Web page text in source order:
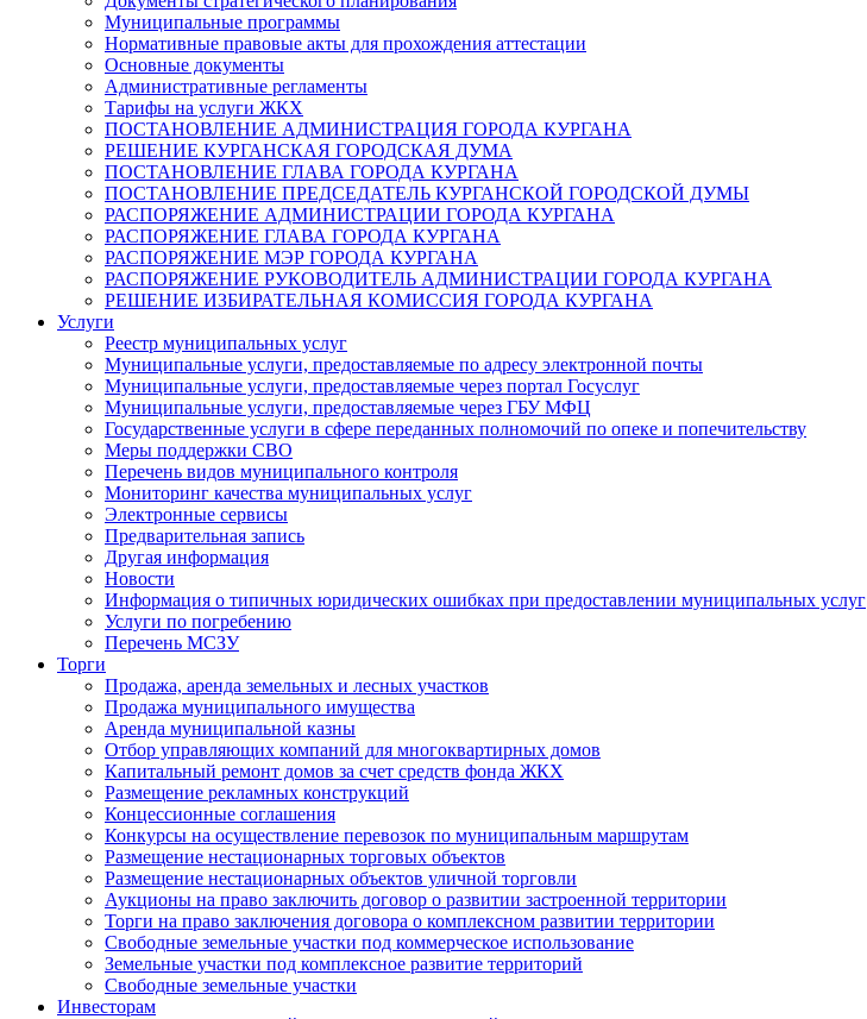
Муниципальные программы
Нормативные правовые акты для прохождения аттестации
Основные документы
Административные регламенты
Тарифы на услуги ЖКХ
ПОСТАНОВЛЕНИЕ АДМИНИСТРАЦИЯ ГОРОДА КУРГАНА
РЕШЕНИЕ КУРГАНСКАЯ ГОРОДСКАЯ ДУМА
ПОСТАНОВЛЕНИЕ ГЛАВА ГОРОДА КУРГАНА
ПОСТАНОВЛЕНИЕ ПРЕДСЕДАТЕЛЬ КУРГАНСКОЙ ГОРОДСКОЙ ДУМЫ
РАСПОРЯЖЕНИЕ АДМИНИСТРАЦИИ ГОРОДА КУРГАНА
РАСПОРЯЖЕНИЕ ГЛАВА ГОРОДА КУРГАНА
РАСПОРЯЖЕНИЕ МЭР ГОРОДА КУРГАНА
РАСПОРЯЖЕНИЕ РУКОВОДИТЕЛЬ АДМИНИСТРАЦИИ ГОРОДА КУРГАНА
РЕШЕНИЕ ИЗБИРАТЕЛЬНАЯ КОМИССИЯ ГОРОДА КУРГАНА
Услуги
Реестр муниципальных услуг
Муниципальные услуги, предоставляемые по адресу электронной почты
Муниципальные услуги, предоставляемые через портал Госуслуг
Муниципальные услуги, предоставляемые через ГБУ МФЦ
Государственные услуги в сфере переданных полномочий по опеке и попечительству
Меры поддержки СВО
Перечень видов муниципального контроля
Мониторинг качества муниципальных услуг
Электронные сервисы
Предварительная запись
Другая информация
Новости
Информация о типичных юридических ошибках при предоставлении муниципальных услуг
Услуги по погребению
Перечень МСЗУ
Торги
Продажа, аренда земельных и лесных участков
Продажа муниципального имущества
Аренда муниципальной казны
Отбор управляющих компаний для многоквартирных домов
Капитальный ремонт домов за счет средств фонда ЖКХ
Размещение рекламных конструкций
Концессионные соглашения
Конкурсы на осуществление перевозок по муниципальным маршрутам
Размещение нестационарных торговых объектов
Размещение нестационарных объектов уличной торговли
Аукционы на право заключить договор о развитии застроенной территории
Торги на право заключения договора о комплексном развитии территории
Свободные земельные участки под коммерческое использование
Земельные участки под комплексное развитие территорий
Свободные земельные участки
Инвесторам